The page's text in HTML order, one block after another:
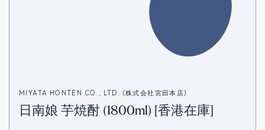
MIYATA HONTEN CO., LTD. (株式会社宮田本店)
日南娘 芋焼酎 (1800ml) [香港在庫]